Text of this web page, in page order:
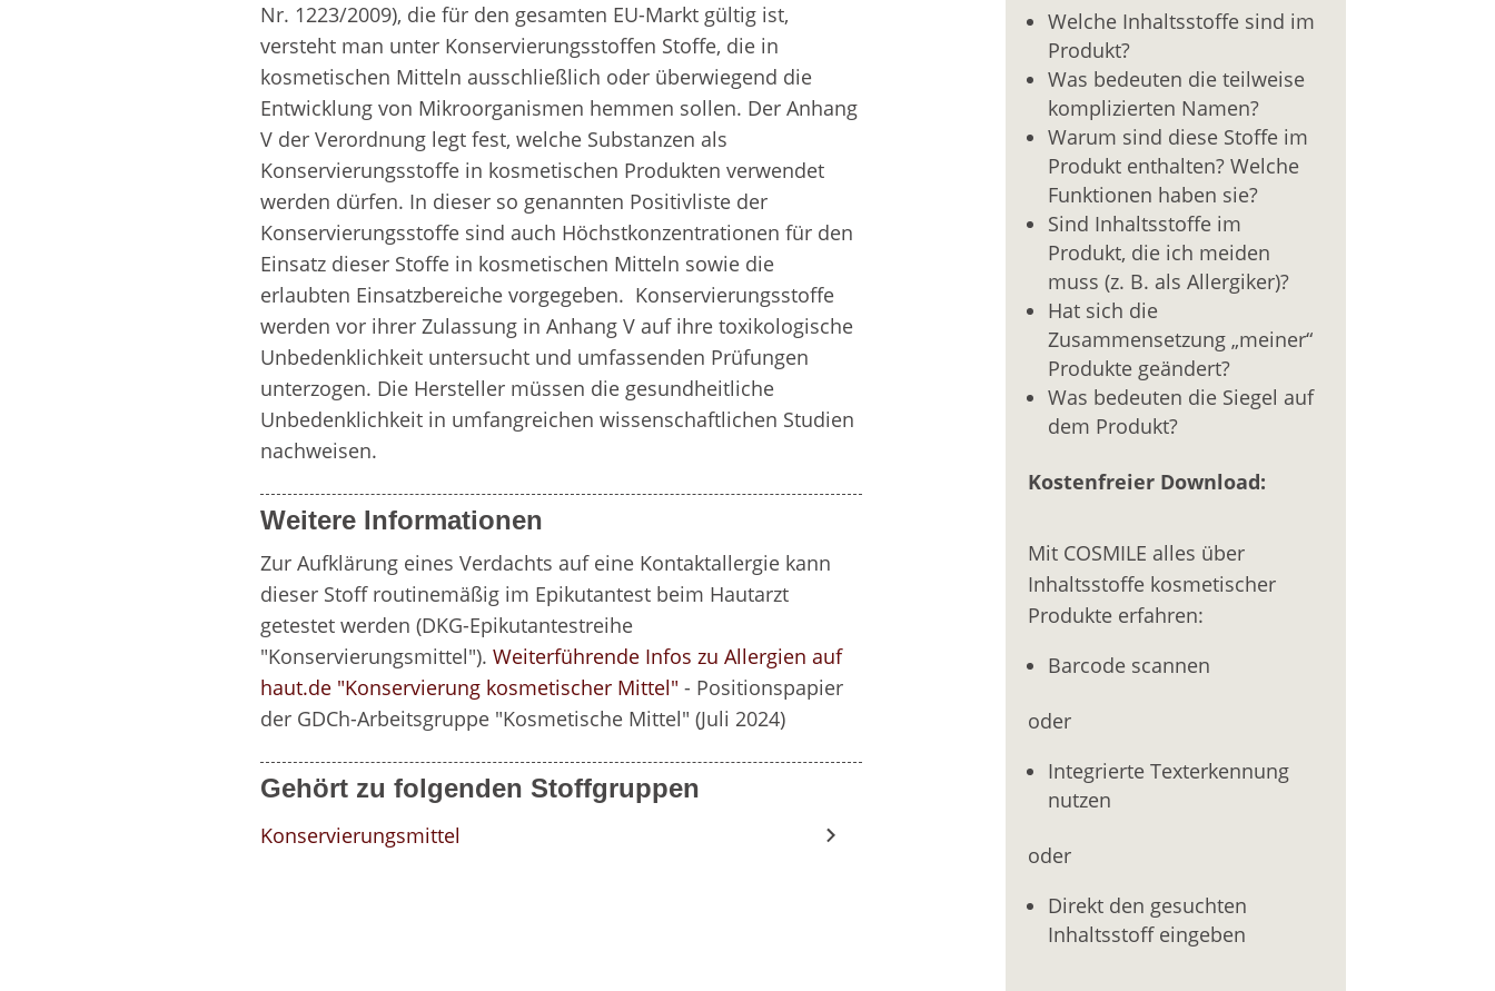
Nr. 1223/2009), die für den gesamten EU-Markt gültig ist,
versteht man unter Konservierungsstoffen Stoffe, die in
kosmetischen Mitteln ausschließlich oder überwiegend die
Entwicklung von Mikroorganismen hemmen sollen. Der Anhang
V der Verordnung legt fest, welche Substanzen als
Konservierungsstoffe in kosmetischen Produkten verwendet
werden dürfen. In dieser so genannten Positivliste der
Konservierungsstoffe sind auch Höchstkonzentrationen für den
Einsatz dieser Stoffe in kosmetischen Mitteln sowie die
erlaubten Einsatzbereiche vorgegeben.  Konservierungsstoffe
werden vor ihrer Zulassung in Anhang V auf ihre toxikologische
Unbedenklichkeit untersucht und umfassenden Prüfungen
unterzogen. Die Hersteller müssen die gesundheitliche
Unbedenklichkeit in umfangreichen wissenschaftlichen Studien
nachweisen.
Weitere Informationen
Zur Aufklärung eines Verdachts auf eine Kontaktallergie kann
dieser Stoff routinemäßig im Epikutantest beim Hautarzt
getestet werden (DKG-Epikutantestreihe
"Konservierungsmittel"). Weiterführende Infos zu Allergien auf
haut.de "Konservierung kosmetischer Mittel" - Positionspapier
der GDCh-Arbeitsgruppe "Kosmetische Mittel" (Juli 2024)
Gehört zu folgenden Stoffgruppen
Konservierungsmittel
Welche Inhaltsstoffe sind im
Produkt?
Was bedeuten die teilweise
komplizierten Namen?
Warum sind diese Stoffe im
Produkt enthalten? Welche
Funktionen haben sie?
Sind Inhaltsstoffe im
Produkt, die ich meiden
muss (z. B. als Allergiker)?
Hat sich die
Zusammensetzung „meiner“
Produkte geändert?
Was bedeuten die Siegel auf
dem Produkt?
Kostenfreier Download:
Mit COSMILE alles über
Inhaltsstoffe kosmetischer
Produkte erfahren:
Barcode scannen
oder
Integrierte Texterkennung
nutzen
oder
Direkt den gesuchten
Inhaltsstoff eingeben